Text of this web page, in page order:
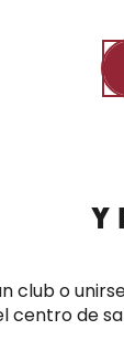
Y
club o
centro de